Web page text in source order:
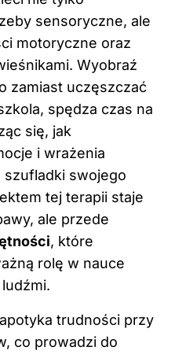
sensoryczne, ale
motoryczne oraz
Wyobraź
zamiast uczęszczać
spędza czas na
się, jak
i wrażenia
swojego
tej terapii staje
ale przede
, które
rolę w nauce
trudności przy
co prowadzi do